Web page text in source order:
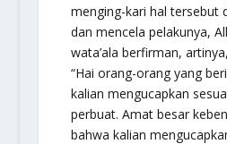
menging-kari hal tersebut
dan mencela pelakunya,
wata’ala berfirman, artinya,
“Hai orang-orang yang
kalian mengucapkan
perbuat. Amat besar
bahwa kalian